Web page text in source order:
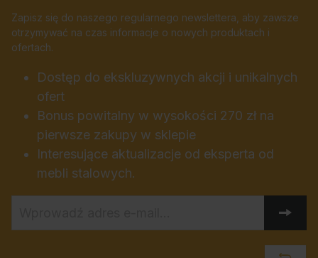
Zapisz się do naszego regularnego newslettera, aby zawsze
otrzymywać na czas informacje o nowych produktach i
ofertach.
Dostęp do ekskluzywnych akcji i unikalnych
ofert
Bonus powitalny w wysokości 270 zł na
pierwsze zakupy w sklepie
Interesujące aktualizacje od eksperta od
mebli stalowych.